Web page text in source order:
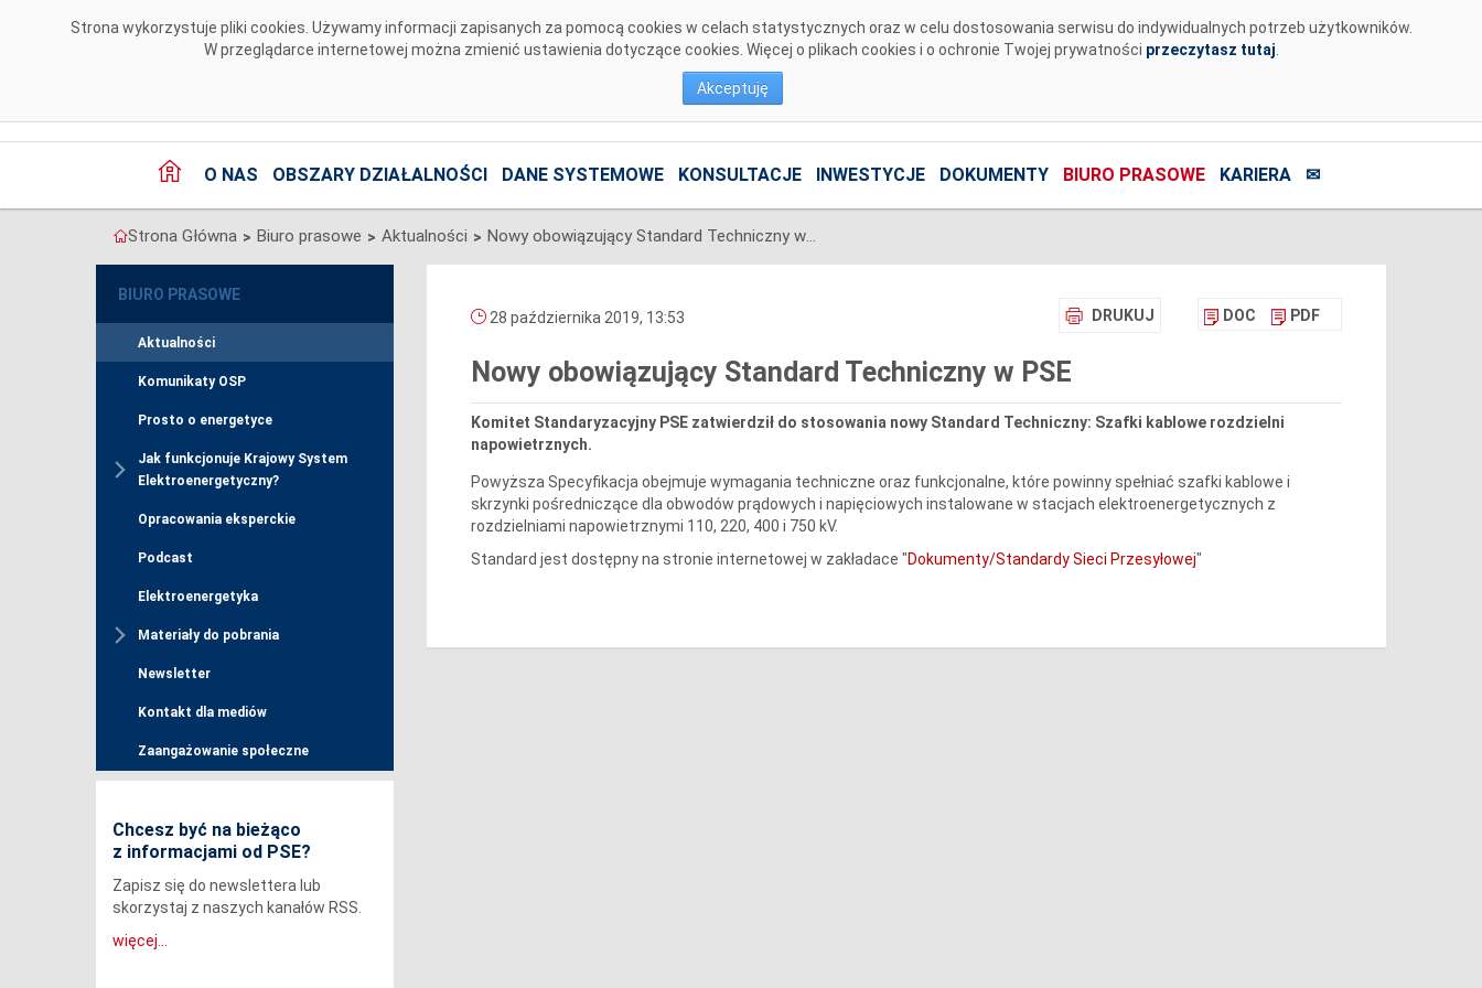
Strona wykorzystuje pliki cookies. Używamy informacji zapisanych za pomocą cookies w celach statystycznych oraz w celu dostosowania serwisu do indywidualnych potrzeb użytkowników.
W przeglądarce internetowej można zmienić ustawienia dotyczące cookies. Więcej o plikach cookies i o ochronie Twojej prywatności przeczytasz tutaj
Akceptuję
O NAS OBSZARY DZIAŁALNOŚCI DANE SYSTEMOWE KONSULTACJE INWESTYCJE DOKUMENTY BIURO PRASOWE KARIERA ✉
Strona Główna > Biuro prasowe > Aktualności > Nowy obowiązujący Standard Techniczny w PSE
BIURO PRASOWE
Aktualności
Komunikaty OSP
Prosto o energetyce
Jak funkcjonuje Krajowy System
Elektroenergetyczny?
Opracowania eksperckie
Podcast
Elektroenergetyka
Materiały do pobrania
Newsletter
Kontakt dla mediów
Zaangażowanie społeczne
Chcesz być na bieżąco
z informacjami od PSE?
Zapisz się do newslettera lub
skorzystaj z naszych kanałów RSS.
więcej...
DRUKUJ DOC PDF
28 października 2019, 13:53
Nowy obowiązujący Standard Techniczny w PSE
Komitet Standaryzacyjny PSE zatwierdził do stosowania nowy Standard Techniczny: Szafki kablowe rozdzielni
napowietrznych.
Powyższa Specyfikacja obejmuje wymagania techniczne oraz funkcjonalne, które powinny spełniać szafki kablowe i
skrzynki pośredniczące dla obwodów prądowych i napięciowych instalowane w stacjach elektroenergetycznych z
rozdzielniami napowietrznymi 110, 220, 400 i 750 kV.
Standard jest dostępny na stronie internetowej w zakładace "Dokumenty/Standardy Sieci Przesyłowej"